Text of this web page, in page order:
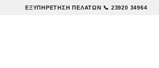
ΕΞΥΠΗΡΈΤΗΣΗ ΠΕΛΑΤΏΝ 📞 23920 34964